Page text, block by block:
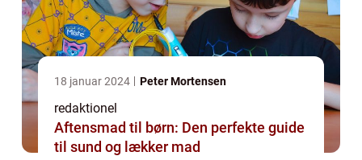
18 januar 2024 Peter Mortensen
redaktionel
Aftensmad til børn: Den perfekte guide
til sund og lækker mad